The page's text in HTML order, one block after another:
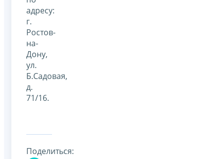
адресу:
г.
Ростов-
на-
Дону,
ул.
Б.Садовая,
д.
71/16.
Поделиться: